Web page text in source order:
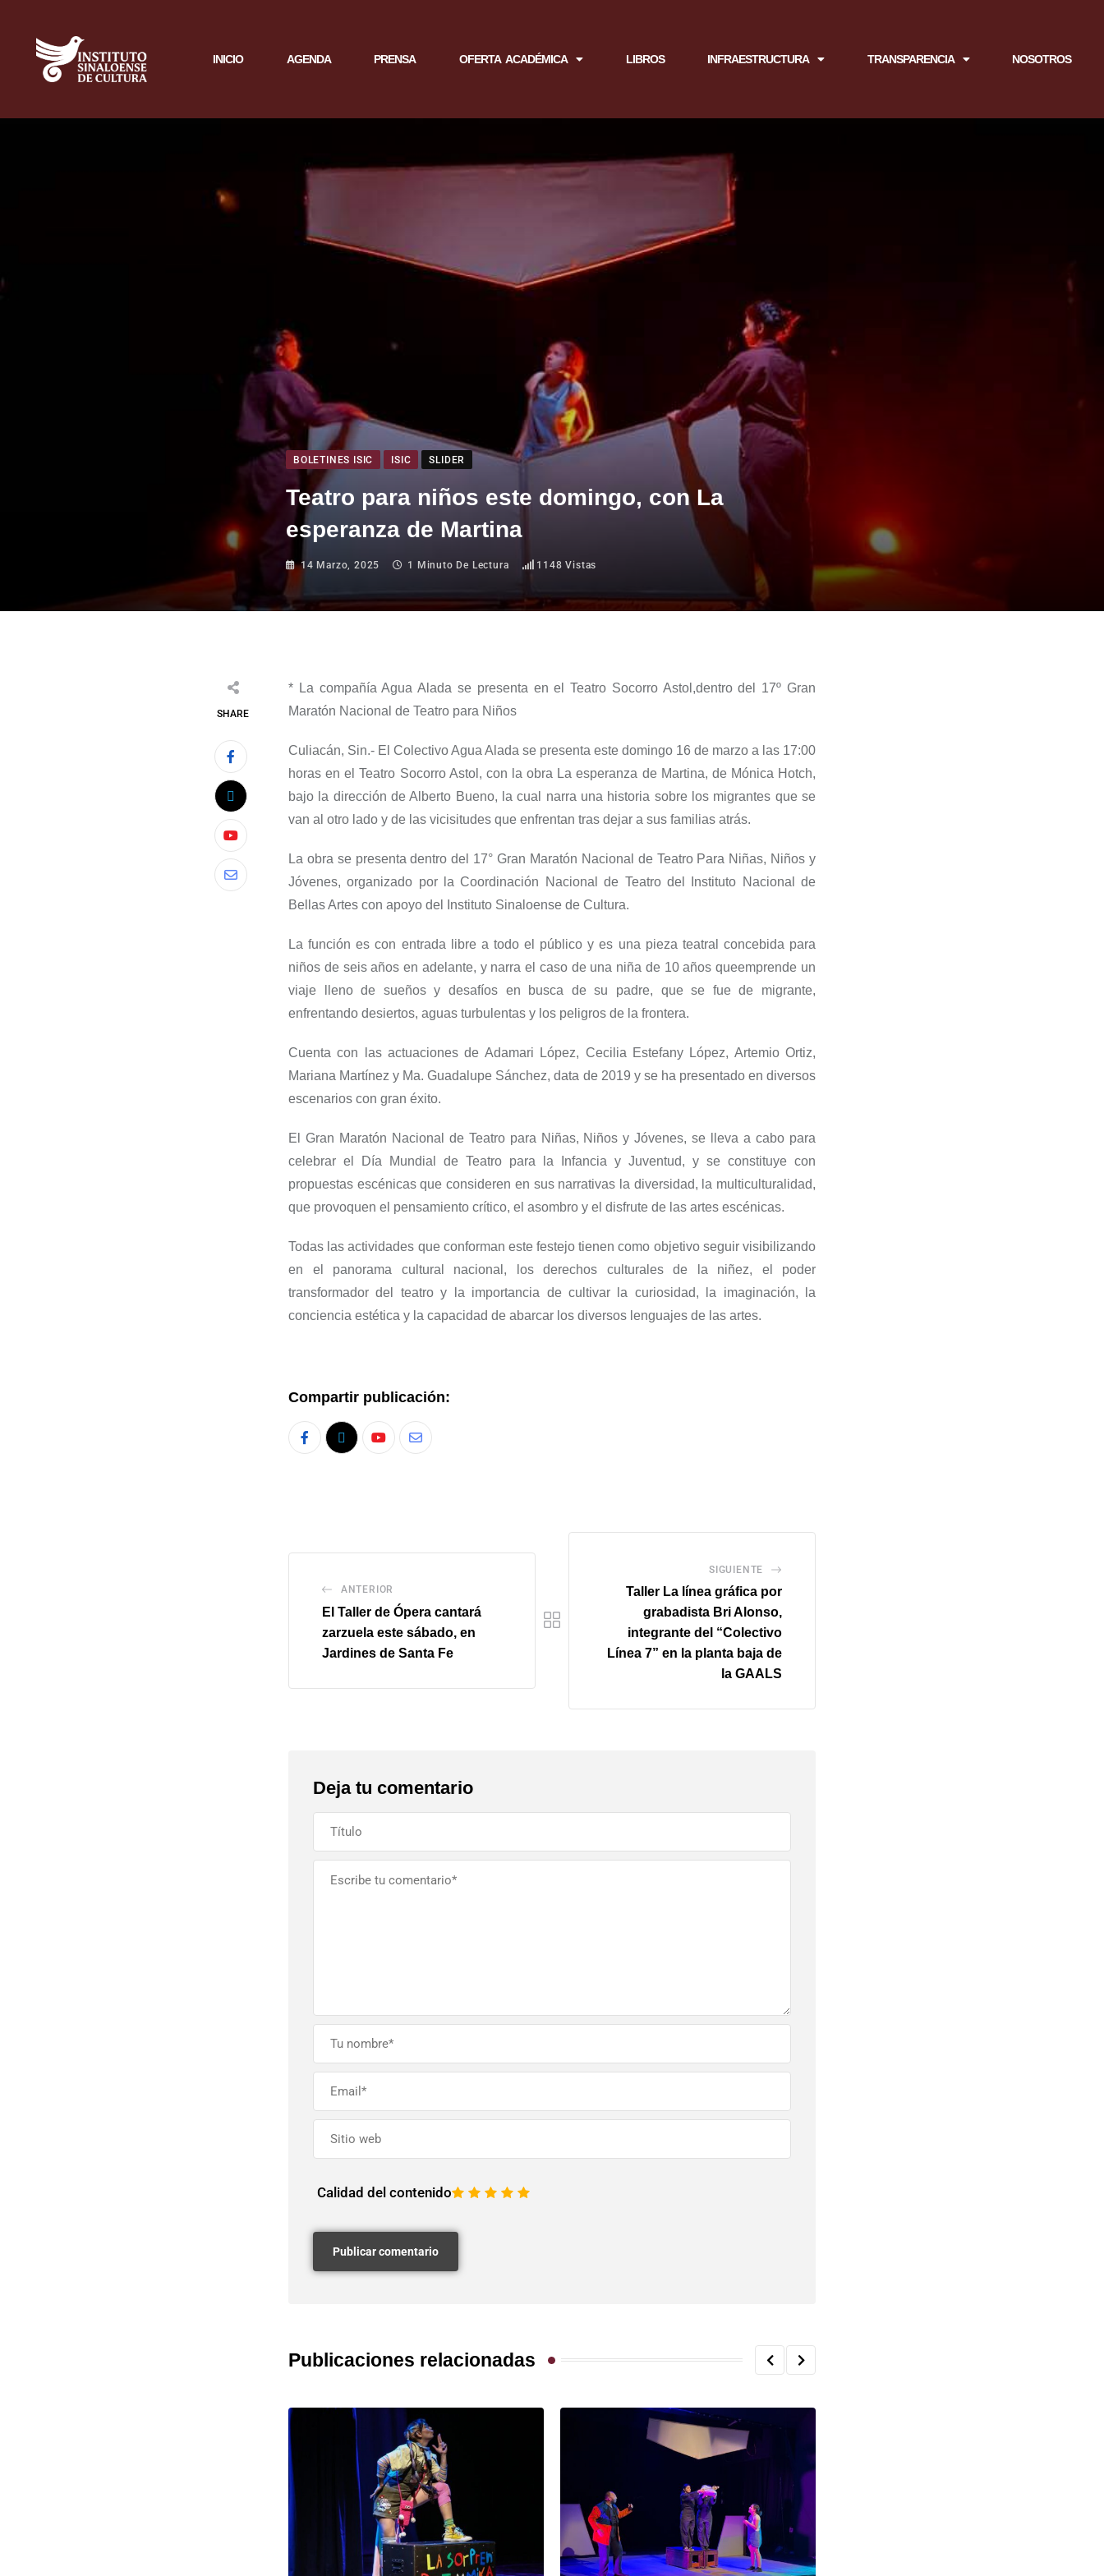
INICIO AGENDA PRENSA OFERTA ACADÉMICA LIBROS INFRAESTRUCTURA TRANSPARENCIA NOSOTROS
BOLETINES ISIC ISIC SLIDER
Teatro para niños este domingo, con La
esperanza de Martina
14 Marzo, 2025 1 Minuto De Lectura 1148 Vistas
SHARE
* La compañíaAgua Alada se presenta en el Teatro Socorro Astol ,dentro del 17º Gran
Maratón Nacional de Teatro para Niños
Culiacán, Sin.- E l Colectivo Agua Alada se presenta este domingo 16 de marzo a las 17:00
horas en el Teatro Socorro Astol , con la obra La esperanza de Martina, de Mónica Hotch,
bajo la dirección de Alberto Bueno, la cual narra una historia sobre los migrantes que se
van al otro lado y de las vicisitudes que enfrentan tras dejar a sus familias atrás.
La obra se presenta dentro del 17° Gran Maratón Nacional de Teatro Para Niñas, Niños y
Jóvenes, organizado por la Coordinación Nacional de Teatro del Instituto Nacional de
Bellas Artes con apoyo del Instituto Sinaloense de Cultura.
La funciónes con entrada libre a todo el público y es una pieza teatral concebida para
niños de seis años en adelante, y narra el caso de una niña de 10 años queemprende un
viaje lleno de sueños y desafíos en busca de su padre, que se fue de migrante,
enfrentando desiertos, aguas turbulentas y los peligros de la frontera.
Cuenta con las actuaciones de Adamari López, Cecilia Estefany López, Artemio Ortiz,
Mariana Martínez y Ma. Guadalupe Sánchez, data de 2019 y se ha presentado en diversos
escenarios con gran éxito.
El Gran Maratón Nacional de Teatro para Niñas, Niños y Jóvenes, se lleva a cabo para
celebrar el Día Mundial de Teatro para la Infancia y Juventud, y se constituye con
propuestas escénicas que consideren en sus narrativas la diversidad, la multiculturalidad,
que provoquen el pensamiento crítico, el asombro y el disfrute de las artes escénicas.
Todas las actividades que conforman este festejo tienen como objetivoseguir visibilizando
en el panorama cultural nacional, los derechos culturales de la niñez, el poder
transformador del teatro y la importancia de cultivar la curiosidad, la imaginación, la
conciencia estética y la capacidad de abarcar los diversos lenguajes de las artes.
Compartir publicación:
ANTERIOR
El Taller de Ópera cantará
zarzuela este sábado, en
Jardines de Santa Fe
SIGUIENTE
Taller La línea gráfica por
grabadista Bri Alonso,
integrante del “Colectivo
Línea 7” en la planta baja de
la GAALS
Deja tu comentario
Calidad del contenido 5
4
3
2
1
Publicaciones relacionadas